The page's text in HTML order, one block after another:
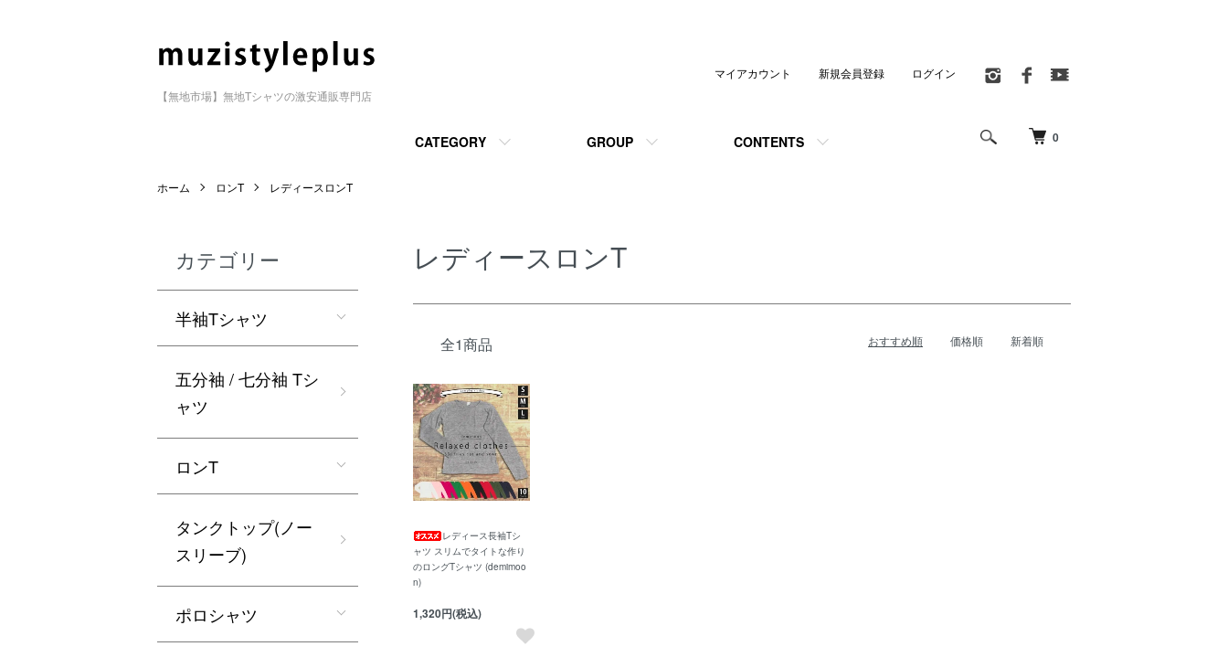
【無地市場】無地Tシャツの激安通販専門店
0
CATEGORY GROUP CONTENTS
マイアカウント 新規会員登録 ログイン
ホーム ロンT レディースロンT
レディースロンT
全1商品 おすすめ順 価格順 新着順
レディース長袖Tシ
ャツ スリムでタイトな作り
のロングTシャツ (demimoo
n)
1,320円(税込)
カテゴリー
半袖Tシャツ
五分袖 / 七分袖 Tシ
ャツ
ロンT
タンクトップ(ノー
スリーブ)
ポロシャツ